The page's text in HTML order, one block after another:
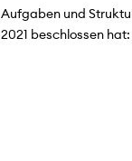
Aufgaben und
2021 beschlossen hat: